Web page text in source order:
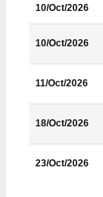
10/Oct/2026
10/Oct/2026
11/Oct/2026
18/Oct/2026
23/Oct/2026